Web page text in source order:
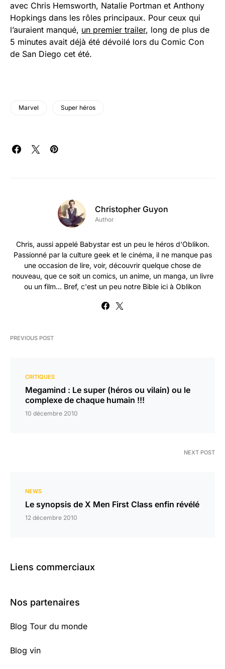
avec Chris Hemsworth, Natalie Portman et Anthony
Hopkings dans les rôles principaux. Pour ceux qui
l’auraient manqué, un premier trailer, long de plus de
5 minutes avait déjà été dévoilé lors du Comic Con
de San Diego cet été.
Marvel Super héros
Christopher Guyon
Author
Chris, aussi appelé Babystar est un peu le héros d'Oblikon.
Passionné par la culture geek et le cinéma, il ne manque pas
une occasion de lire, voir, découvrir quelque chose de
nouveau, que ce soit un comics, un anime, un manga, un livre
ou un film... Bref, c'est un peu notre Bible ici à Oblikon
PREVIOUS POST
CRITIQUES
Megamind : Le super (héros ou vilain) ou le
complexe de chaque humain !!!
10 décembre 2010
NEXT POST
NEWS
Le synopsis de X Men First Class enfin révélé
12 décembre 2010
Liens commerciaux
Nos partenaires
Blog Tour du monde
Blog vin